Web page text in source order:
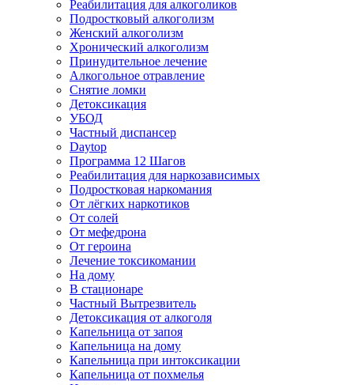
Реабилитация для алкоголиков
Подростковый алкоголизм
Женский алкоголизм
Хронический алкоголизм
Принудительное лечение
Алкогольное отравление
Снятие ломки
Детоксикация
УБОД
Частный диспансер
Daytop
Программа 12 Шагов
Реабилитация для наркозависимых
Подростковая наркомания
От лёгких наркотиков
От солей
От мефедрона
От героина
Лечение токсикомании
На дому
В стационаре
Частный Вытрезвитель
Детоксикация от алкоголя
Капельница от запоя
Капельница на дому
Капельница при интоксикации
Капельница от похмелья